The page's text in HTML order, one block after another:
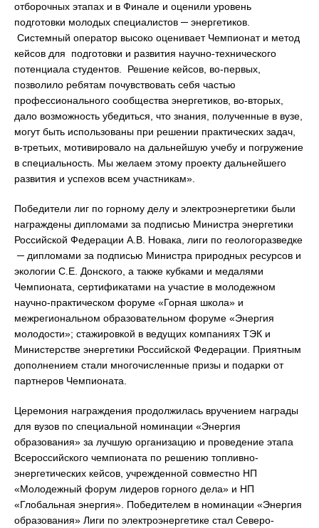
отборочных этапах и в Финале и оценили уровень
подготовки молодых специалистов ─ энергетиков.
Системный оператор высоко оценивает Чемпионат и метод
кейсов для подготовки и развития научно-технического
потенциала студентов. Решение кейсов, во-первых,
позволило ребятам почувствовать себя частью
профессионального сообщества энергетиков, во-вторых,
дало возможность убедиться, что знания, полученные в вузе,
могут быть использованы при решении практических задач,
в-третьих, мотивировало на дальнейшую учебу и погружение
в специальность. Мы желаем этому проекту дальнейшего
развития и успехов всем участникам».
Победители лиг по горному делу и электроэнергетики были
награждены дипломами за подписью Министра энергетики
Российской Федерации А.В. Новака, лиги по геологоразведке
─ дипломами за подписью Министра природных ресурсов и
экологии С.Е. Донского, а также кубками и медалями
Чемпионата, сертификатами на участие в молодежном
научно-практическом форуме «Горная школа» и
межрегиональном образовательном форуме «Энергия
молодости»; стажировкой в ведущих компаниях ТЭК и
Министерстве энергетики Российской Федерации. Приятным
дополнением стали многочисленные призы и подарки от
партнеров Чемпионата.
Церемония награждения продолжилась вручением награды
для вузов по специальной номинации «Энергия
образования» за лучшую организацию и проведение этапа
Всероссийского чемпионата по решению топливно-
энергетических кейсов, учрежденной совместно НП
«Молодежный форум лидеров горного дела» и НП
«Глобальная энергия». Победителем в номинации «Энергия
образования» Лиги по электроэнергетике стал Северо-